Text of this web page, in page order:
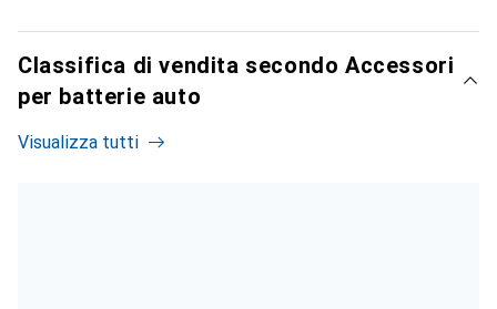
Classifica di vendita secondo Accessori
per batterie auto
Visualizza tutti